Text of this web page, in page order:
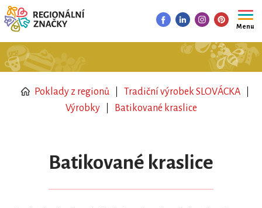
Menu
Poklady z regionů
Tradiční výrobek SLOVÁCKA
Výrobky
Batikované kraslice
Batikované kraslice